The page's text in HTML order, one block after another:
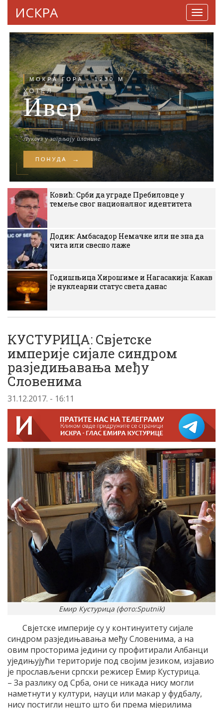
ИСКРА
Ковић: Срби да уграде Пребиловце у
темеље свог националног идентитета
Додик: Амбасадор Немачке или не зна да
чита или свесно лаже
Годишњица Хирошиме и Нагасакија: Какав
је нуклеарни статус света данас
КУСТУРИЦА: Свјетске
империје сијале синдром
разједињавања међу
Словенима
31.12.2017. - 16:11
Емир Кустурица (фото:Sputnik)
Свјетске империје су у континуитету сијале
синдром разједињавања међу Словенима, а на
овим просторима једини су профитирали Албанци
уједињујући територије под својим језиком, изјавио
је прослављени српски режисер Емир Кустурица.
– За разлику од Срба, они се никада нису могли
наметнути у култури, науци или макар у фудбалу,
нису постигли нешто што би према мјерилима